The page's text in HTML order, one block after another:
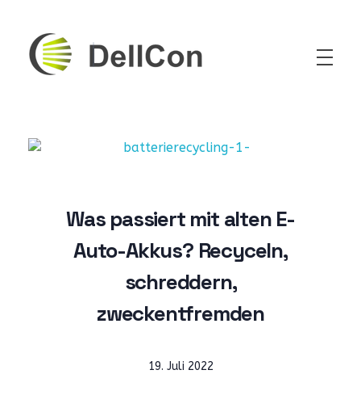
Was passiert mit alten E-
Auto-Akkus? Recyceln,
schreddern,
zweckentfremden
19. Juli 2022